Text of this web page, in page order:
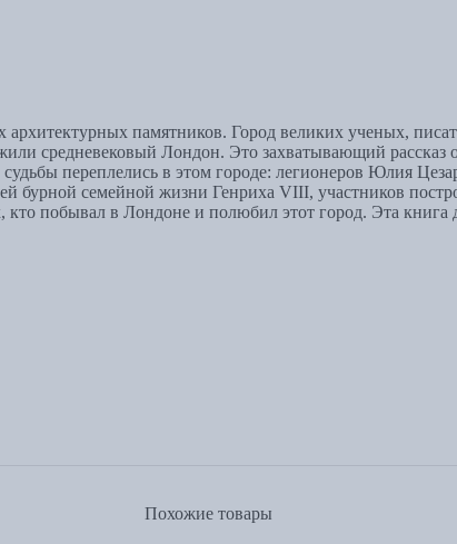
памятников. Город великих ученых,
средневековый Лондон. Это захватывающий рассказ
переплелись в этом городе: легионеров Юлия
бурной семейной жизни Генриха VIII, участников
побывал в Лондоне и полюбил этот город. Эта книга
Похожие товары